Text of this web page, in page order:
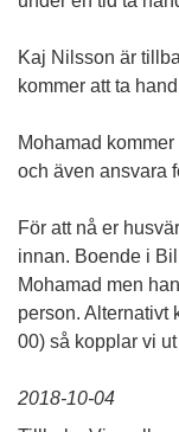
Kaj Nilsson är
kommer att ta
Mohamad
och även ansvara
För att nå er
innan. Boende i
Mohamad men
person. Alternativt
00) så kopplar vi
2018-10-04